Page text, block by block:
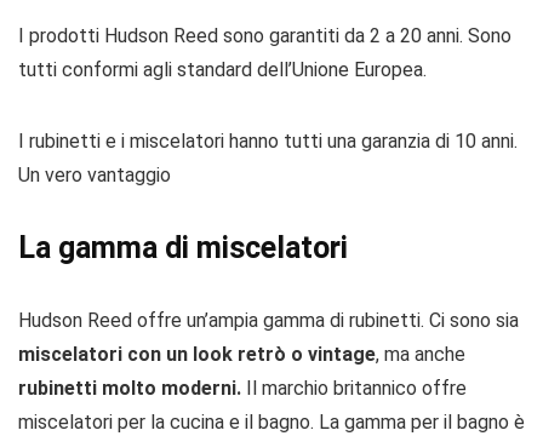
I prodotti Hudson Reed sono garantiti da 2 a 20 anni. Sono
tutti conformi agli standard dell’Unione Europea.
I rubinetti e i miscelatori hanno tutti una garanzia di 10 anni.
Un vero vantaggio
La gamma di miscelatori
Hudson Reed offre un’ampia gamma di rubinetti. Ci sono sia
miscelatori con un look retrò o vintage, ma anche
rubinetti molto moderni. Il marchio britannico offre
miscelatori per la cucina e il bagno. La gamma per il bagno è